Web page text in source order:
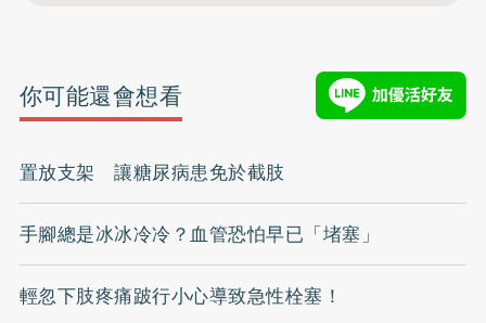
你可能還會想看
置放支架 讓糖尿病患免於截肢
手腳總是冰冰冷冷？血管恐怕早已「堵塞」
輕忽下肢疼痛跛行小心導致急性栓塞！